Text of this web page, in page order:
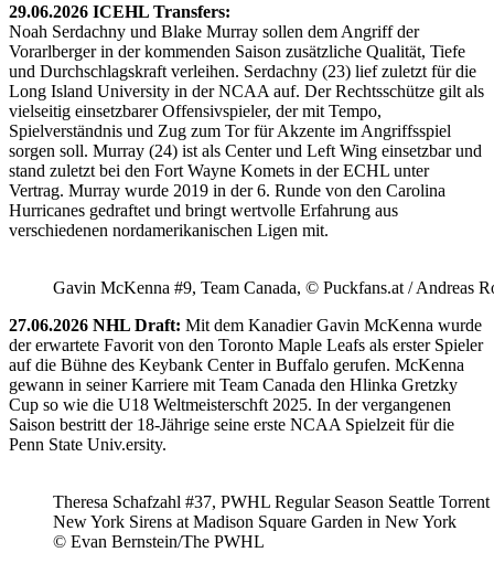
29.06.2026 ICEHL Transfers:
Noah Serdachny und Blake Murray sollen dem Angriff der
Vorarlberger in der kommenden Saison zusätzliche Qualität, Tiefe
und Durchschlagskraft verleihen. Serdachny (23) lief zuletzt für die
Long Island University in der NCAA auf. Der Rechtsschütze gilt als
vielseitig einsetzbarer Offensivspieler, der mit Tempo,
Spielverständnis und Zug zum Tor für Akzente im Angriffsspiel
sorgen soll. Murray (24) ist als Center und Left Wing einsetzbar und
stand zuletzt bei den Fort Wayne Komets in der ECHL unter
Vertrag. Murray wurde 2019 in der 6. Runde von den Carolina
Hurricanes gedraftet und bringt wertvolle Erfahrung aus
verschiedenen nordamerikanischen Ligen mit.
Gavin McKenna #9, Team Canada, © Puckfans.at / Andreas
27.06.2026 NHL Draft: Mit dem Kanadier Gavin McKenna wurde
der erwartete Favorit von den Toronto Maple Leafs als erster Spieler
auf die Bühne des Keybank Center in Buffalo gerufen. McKenna
gewann in seiner Karriere mit Team Canada den Hlinka Gretzky
Cup so wie die U18 Weltmeisterschft 2025. In der vergangenen
Saison bestritt der 18-Jährige seine erste NCAA Spielzeit für die
Penn State Univ.ersity.
Theresa Schafzahl #37, PWHL Regular Season Seattle Torrent
New York Sirens at Madison Square Garden in New York
© Evan Bernstein/The PWHL